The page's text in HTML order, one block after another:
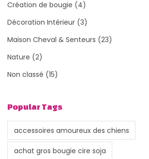
Création de bougie (4)
Décoration Intérieur (3)
Maison Cheval & Senteurs (23)
Nature (2)
Non classé (15)
Popular Tags
accessoires amoureux des chiens
achat gros bougie cire soja